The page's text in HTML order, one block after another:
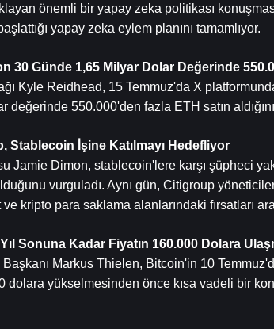
önemli bir yapay zeka politikası
yapay zeka eylem planını tamamlıyor.
30 Günde 1,65 Milyar Dolar Değerinde
Kyle Reidhead, 15 Temmuz'da X
550.000'den fazla ETH satın aldığını
Stablecoin İşine Katılmayı Hedefliyor
Jamie Dimon, stablecoin'lere karşı şüpheci
vurguladı. Aynı gün, Citigroup
kripto para saklama alanlarındaki fırsatları
Sonuna Kadar Fiyatın 160.000 Dolara
Başkanı Markus Thielen, Bitcoin'in 10
dolara yükselmesinden önce kısa vadeli bir